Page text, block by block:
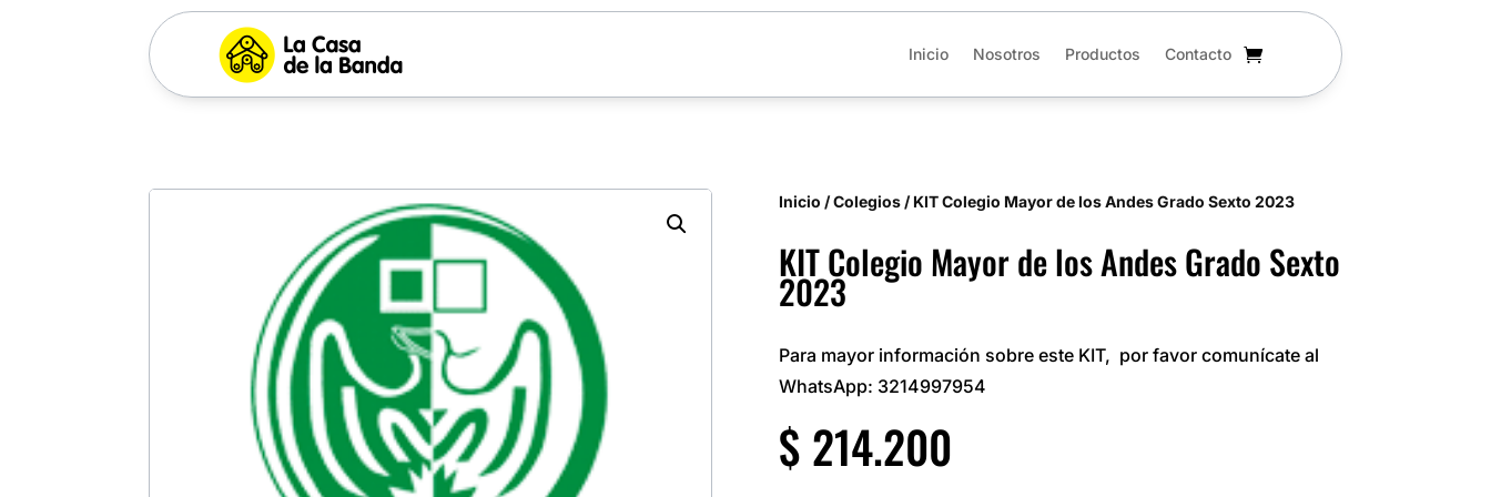
Inicio Nosotros Productos Contacto
Inicio /Colegios/ KIT Colegio Mayor de los Andes Grado Sexto 2023
KIT Colegio Mayor de los Andes Grado Sexto
2023
Para mayor información sobre este KIT, por favor comunícate al
WhatsApp: 3214997954
$ 214.200